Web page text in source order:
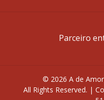
Parceiro
© 2026 A de
All Rights Reserved. |